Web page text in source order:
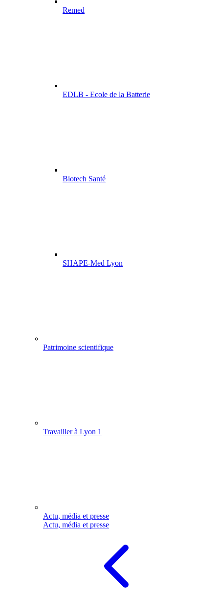
Remed
EDLB - Ecole de la Batterie
Biotech Santé
SHAPE-Med Lyon
Patrimoine scientifique
Travailler à Lyon 1
Actu, média et presse
Actu, média et presse